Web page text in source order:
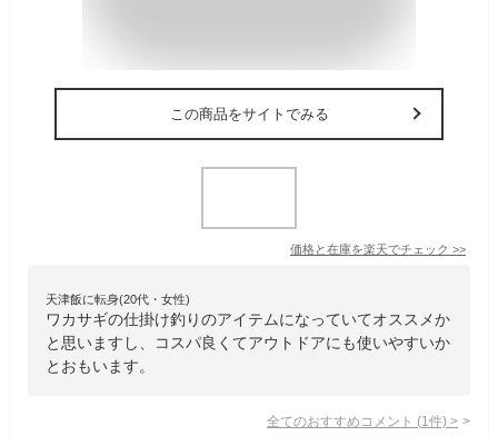
この商品をサイトでみる
価格と在庫を楽天でチェック >>
天津飯に転身(20代・女性)
ワカサギの仕掛け釣りのアイテムになっていてオススメか
と思いますし、コスパ良くてアウトドアにも使いやすいか
とおもいます。
全てのおすすめコメント (1 件) >